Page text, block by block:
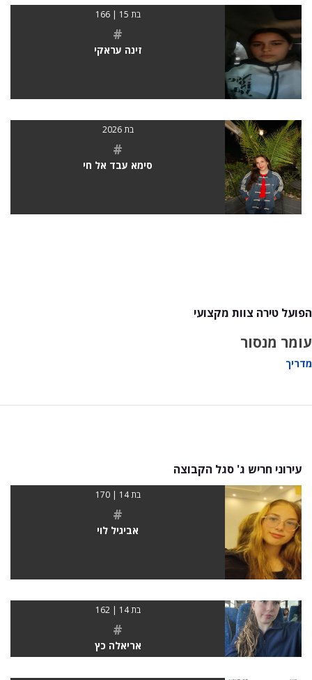
בת 15 | 166
#
זינה עראקי
בת 2026
#
סימא עבד אל חי
הפועל טירה צוות מקצועי
עומר מנסור
מדריך
עירוני חריש ג' סגל הקבוצה
בת 14 | 170
#
אביגיל לוי
בת 14 | 162
#
אריאלה כץ